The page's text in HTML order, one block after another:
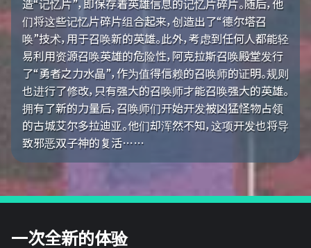
造“记忆片”，即保存着英雄信息的记忆片碎片。随后，他
们将这些记忆片碎片组合起来，创造出了“德尔塔召
唤”技术，用于召唤新的英雄。此外，考虑到任何人都能轻
易利用资源召唤英雄的危险性，阿克拉斯召唤殿堂发行
了“勇者之力水晶”，作为值得信赖的召唤师的证明。规则
也进行了修改，只有强大的召唤师才能召唤强大的英雄。
拥有了新的力量后，召唤师们开始开发被凶猛怪物占领
的古城艾尔多拉迪亚。他们却浑然不知，这项开发也将导
致邪恶双子神的复活……
一次全新的体验